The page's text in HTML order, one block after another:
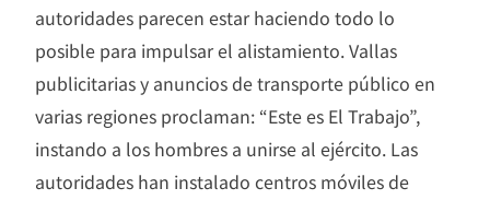
autoridades parecen estar haciendo todo lo
posible para impulsar el alistamiento. Vallas
publicitarias y anuncios de transporte público en
varias regiones proclaman: “Este es El Trabajo”,
instando a los hombres a unirse al ejército. Las
autoridades han instalado centros móviles de